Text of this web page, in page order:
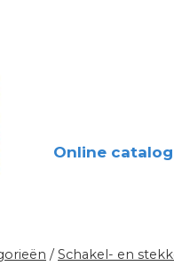
Online
/ Schakel- en